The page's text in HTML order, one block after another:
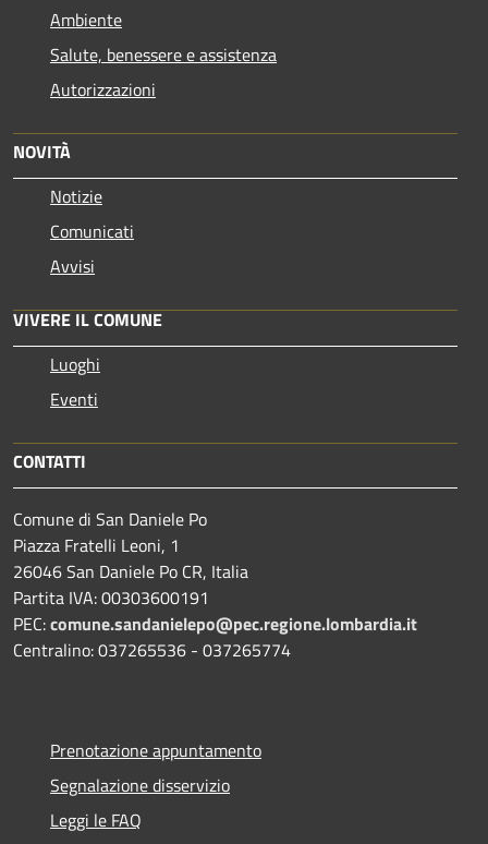
Ambiente
Salute, benessere e assistenza
Autorizzazioni
NOVITÀ
Notizie
Comunicati
Avvisi
VIVERE IL COMUNE
Luoghi
Eventi
CONTATTI
Comune di San Daniele Po
Piazza Fratelli Leoni, 1
26046 San Daniele Po CR, Italia
Partita IVA: 00303600191
PEC:comune.sandanielepo@pec.regione.lombardia.it
Centralino: 037265536 - 037265774
Prenotazione appuntamento
Segnalazione disservizio
Leggi le FAQ